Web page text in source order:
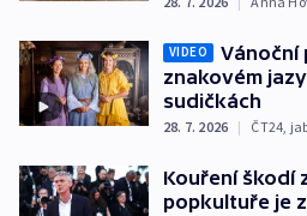
VIDEO
Vánoční
znakovém
sudičkách
28. 7. 2026 | ČT24
Kouření škodí
popkultuře je